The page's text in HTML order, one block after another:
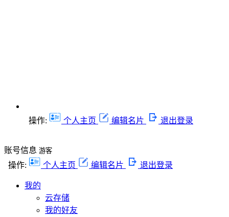
操作: 个人主页 编辑名片 退出登录
账号信息 游客
操作: 个人主页 编辑名片 退出登录
我的
云存储
我的好友